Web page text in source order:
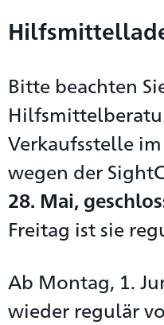
Bitte beachten
Verkaufsstelle im
wegen der
28. Mai,
Freitag ist sie
Ab Montag, 1.
wieder regulär